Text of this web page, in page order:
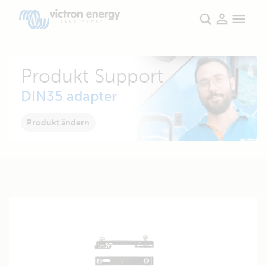
Produkt Support
DIN35 adapter
Produkt ändern